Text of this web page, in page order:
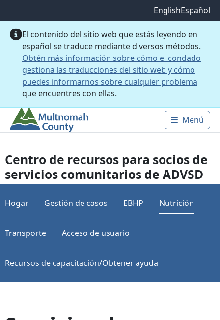
EnglishEspañol
El contenido del sitio web que estás leyendo en
español se traduce mediante diversos métodos.
Obtén más información sobre cómo el condado
gestiona las traducciones del sitio web y cómo
puedes informarnos sobre cualquier problema
que encuentres con ellas.
Main
Menú
Centro de recursos para socios de
servicios comunitarios de ADVSD
Hogar Gestión de casos EBHP Nutrición
Transporte Acceso de usuario
Recursos de capacitación/Obtener ayuda